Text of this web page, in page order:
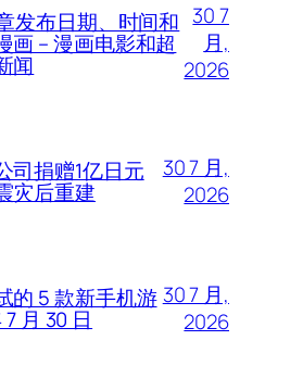
发布日期、时间和
画 – 漫画电影和超
闻
30 7
月,
2026
司捐赠1亿日元
灾后重建
30 7 月,
2026
的 5 款新手机游
月 30 日
30 7 月,
2026